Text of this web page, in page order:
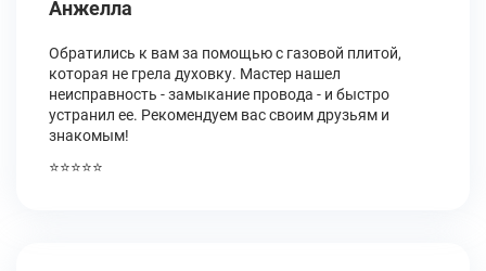
Анжелла
Обратились к вам за помощью с газовой плитой,
которая не грела духовку. Мастер нашел
неисправность - замыкание провода - и быстро
устранил ее. Рекомендуем вас своим друзьям и
знакомым!
⭐⭐⭐⭐⭐